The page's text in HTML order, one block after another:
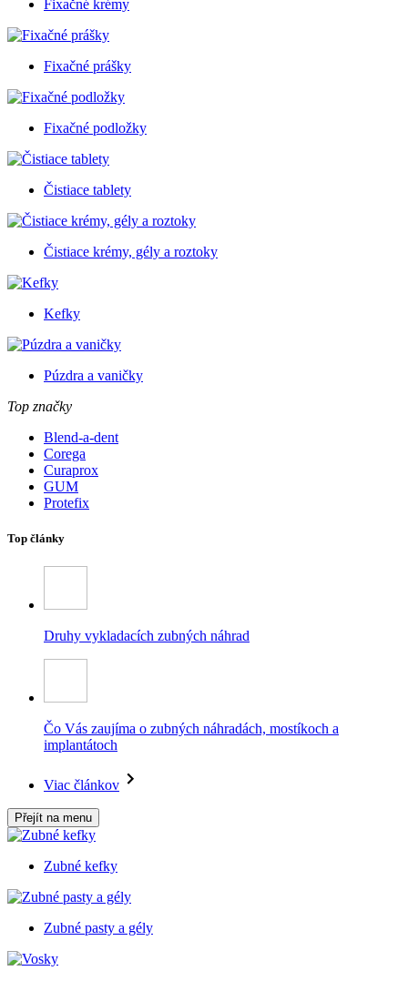
Fixačné krémy
Fixačné prášky
Fixačné podložky
Čistiace tablety
Čistiace krémy, gély a roztoky
Kefky
Púzdra a vaničky
Top značky
Blend-a-dent
Corega
Curaprox
GUM
Protefix
Top články
Druhy vykladacích zubných náhrad
Čo Vás zaujíma o zubných náhradách, mostíkoch a
implantátoch
Viac článkov
Přejít na menu
Zubné kefky
Zubné pasty a gély